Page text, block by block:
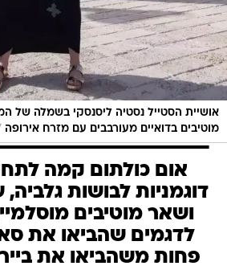
אושיית הסטייל נסטיה ליסנסקי בשמלה של
מוטיבים בדואיים מעורבבים עם מזרח אירופה
אום כולתום קמה
דוגמניות לבושות
ושאר מוטיבים
לדגמים שהביאו את
פחות משהביאו את